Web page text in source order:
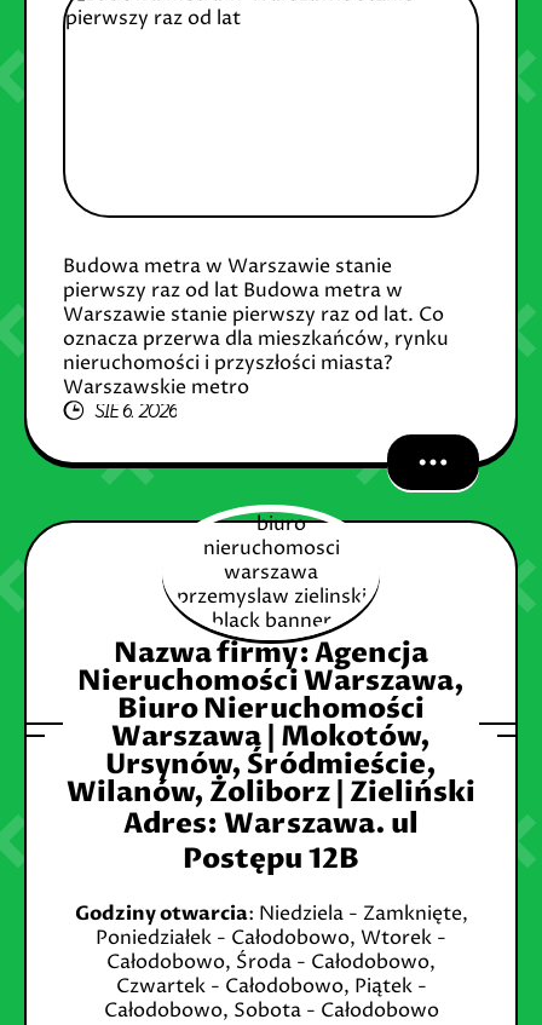
Budowa metra w Warszawie stanie
pierwszy raz od lat Budowa metra w
Warszawie stanie pierwszy raz od lat. Co
oznacza przerwa dla mieszkańców, rynku
nieruchomości i przyszłości miasta?
Warszawskie metro
SIE 6, 2026
Nazwa firmy: Agencja
Nieruchomości Warszawa,
Biuro Nieruchomości
Warszawa | Mokotów,
Ursynów, Śródmieście,
Wilanów, Żoliborz | Zieliński
Adres:Warszawa. ul
Postępu 12B
Godziny otwarcia: Niedziela - Zamknięte,
Poniedziałek - Całodobowo, Wtorek -
Całodobowo, Środa - Całodobowo,
Czwartek - Całodobowo, Piątek -
Całodobowo, Sobota - Całodobowo